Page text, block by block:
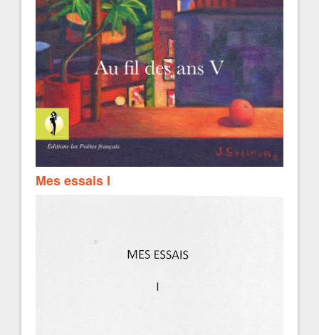
Mes essais I